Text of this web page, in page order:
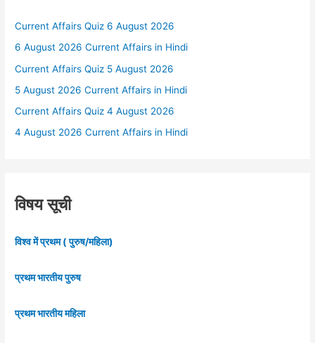
Current Affairs Quiz 6 August 2026
6 August 2026 Current Affairs in Hindi
Current Affairs Quiz 5 August 2026
5 August 2026 Current Affairs in Hindi
Current Affairs Quiz 4 August 2026
4 August 2026 Current Affairs in Hindi
विषय सूची
विश्व में प्रथम ( पुरुष/महिला)
प्रथम भारतीय पुरुष
प्रथम भारतीय महिला